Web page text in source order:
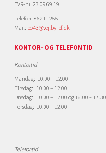
CVR-nr. 23 09 69 19
Telefon: 8621 1255
Mail: bo43@vejlby-bf.dk
KONTOR- OG TELEFONTID
Kontortid
Mandag: 10.00 – 12.00
Tirsdag: 10.00 – 12.00
Onsdag: 10.00 – 12.00 og 16.00 – 17.30
Torsdag: 10.00 – 12.00
Telefontid